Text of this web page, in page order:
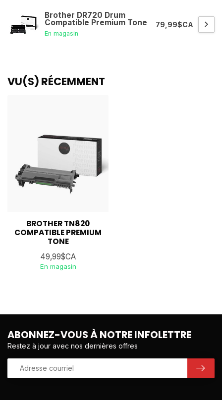
Brother DR720 Drum
Compatible Premium Tone
En magasin
79,99$CA
VU(S) RÉCEMMENT
BROTHER TN820
COMPATIBLE PREMIUM
TONE
49,99$CA
En magasin
ABONNEZ-VOUS À NOTRE INFOLETTRE
Restez à jour avec nos dernières offres